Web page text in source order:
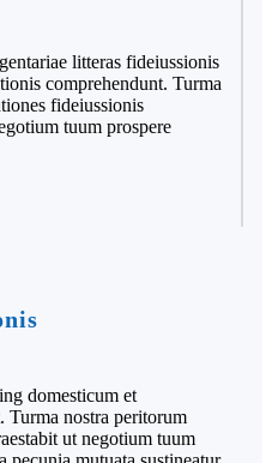
litteras fideiussionis
comprehendunt. Turma
fideiussionis
tuum prospere
domesticum et
Turma nostra peritorum
ut negotium tuum